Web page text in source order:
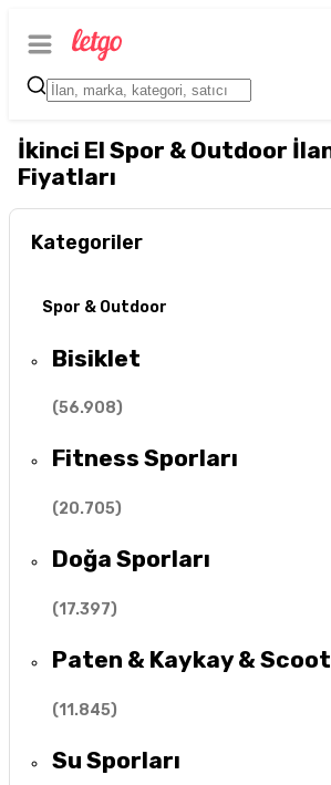
İkinci El Spor & Outdoor
Fiyatları
Kategoriler
Spor & Outdoor
Bisiklet
(56.908)
Fitness Sporları
(20.705)
Doğa Sporları
(17.397)
Paten & Kaykay &
(11.845)
Su Sporları